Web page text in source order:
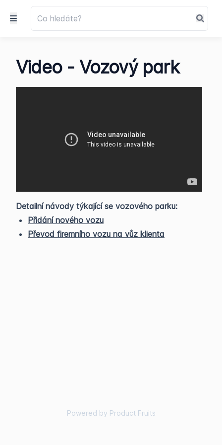
Video - Vozový park
Detailní návody týkající se vozového parku:
Přidání nového vozu
Převod firemního vozu na vůz klienta
Powered by Product Fruits